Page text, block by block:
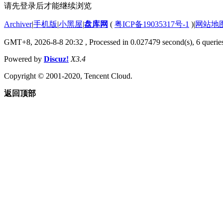
请先登录后才能继续浏览
Archiver|手机版|小黑屋|盘库网 ( 粤ICP备19035317号-1 )|网站地
GMT+8, 2026-8-8 20:32 , Processed in 0.027479 second(s), 6
Powered by Discuz! X3.4
Copyright © 2001-2020, Tencent Cloud.
返回顶部